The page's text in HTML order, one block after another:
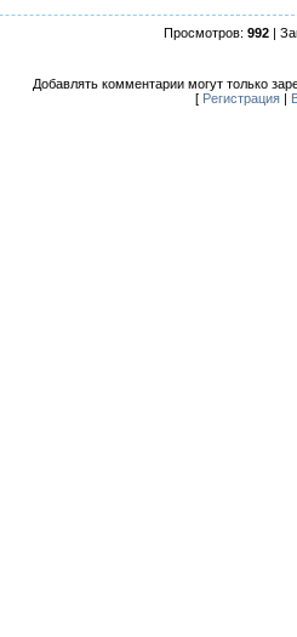
Просмотров: 992 |
Добавлять комментарии могут только
[ Регистрация |